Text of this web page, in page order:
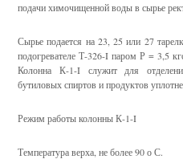
подачи химочищенной воды в сырье
Сырье подается на 23, 25 или 27
подогревателе Т-326-I паром Р = 3,5
Колонна К-1-I служит для
бутиловых спиртов и продуктов
Режим работы колонны К-1-I
Температура верха, не более 90 о С.